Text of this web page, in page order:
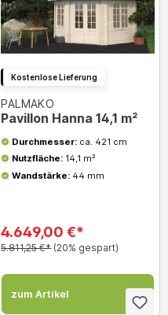
Kostenlose Lieferung
PALMAKO
Pavillon Hanna 14,1 m²
Durchmesser: ca. 421 cm
Nutzfläche:14,1 m²
Wandstärke: 44 mm
4.649,00 €*
5.811,25 €* (20% gespart)
zum Artikel